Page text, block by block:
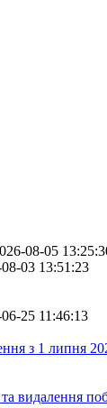
08-05
03 13:51:23
25 11:46:13
з 1 липня
видалення